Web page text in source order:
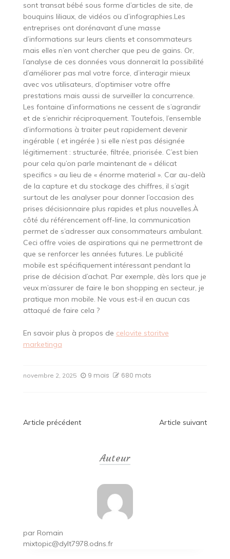
sont transat bébé sous forme d’articles de site, de
bouquins liliaux, de vidéos ou d’infographies.Les
entreprises ont dorénavant d’une masse
d’informations sur leurs clients et consommateurs
mais elles n’en vont chercher que peu de gains. Or,
l’analyse de ces données vous donnerait la possibilité
d’améliorer pas mal votre force, d’interagir mieux
avec vos utilisateurs, d’optimiser votre offre
prestations mais aussi de surveiller la concurrence.
Les fontaine d’informations ne cessent de s’agrandir
et de s’enrichir réciproquement. Toutefois, l’ensemble
d’informations à traiter peut rapidement devenir
ingérable ( et ingérée ) si elle n’est pas désignée
légitimement : structurée, filtrée, priorisée. C’est bien
pour cela qu’on parle maintenant de « délicat
specifics » au lieu de « énorme material ». Car au-delà
de la capture et du stockage des chiffres, il s’agit
surtout de les analyser pour donner l’occasion des
prises décisionnaire plus rapides et plus nouvelles.À
côté du référencement off-line, la communication
permet de s’adresser aux consommateurs ambulant.
Ceci offre voies de aspirations qui ne permettront de
que se renforcer les années futures. Le publicité
mobile est spécifiquement intéressant pendant la
prise de décision d’achat. Par exemple, dès lors que je
veux m’assurer de faire le bon shopping en secteur, je
pratique mon mobile. Ne vous est-il en aucun cas
attaqué de faire cela ?
En savoir plus à propos de celovite storitve
marketinga
novembre 2, 2025 9 mois 680 mots
Navigation
Article précédent Article suivant
Auteur
par Romain
mixtopic@dylt7978.odns.fr